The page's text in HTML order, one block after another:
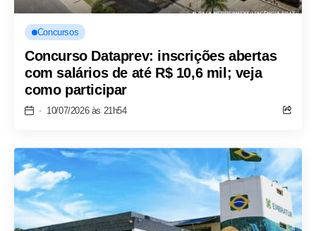
Concursos
Concurso Dataprev: inscrições abertas
com salários de até R$ 10,6 mil; veja
como participar
10/07/2026 às 21h54